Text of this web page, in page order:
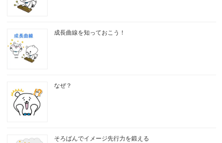
成長曲線を知っておこう！
なぜ？
そろばんでイメージ先行力を鍛える